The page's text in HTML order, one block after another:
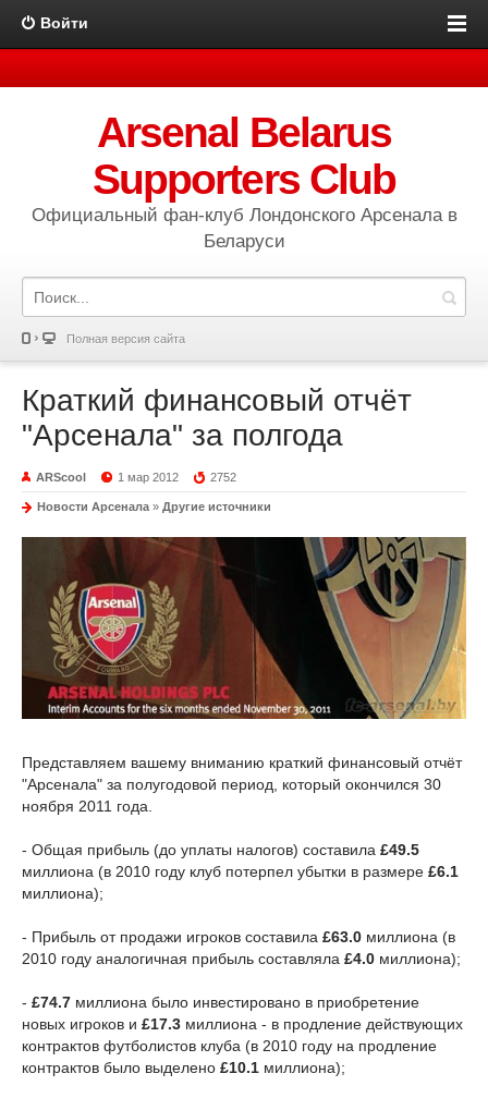
Войти
Arsenal Belarus
Supporters Club
Официальный фан-клуб Лондонского Арсенала в
Беларуси
Полная версия сайта
Краткий финансовый отчёт
"Арсенала" за полгода
ARScool 1 мар 2012 2752
Новости Арсенала » Другие источники
Представляем вашему вниманию краткий финансовый отчёт
"Арсенала" за полугодовой период, который окончился 30
ноября 2011 года.
- Общая прибыль (до уплаты налогов) составила £49.5
миллиона (в 2010 году клуб потерпел убытки в размере £6.1
миллиона);
- Прибыль от продажи игроков составила £63.0 миллиона (в
2010 году аналогичная прибыль составляла £4.0 миллиона);
- £74.7 миллиона было инвестировано в приобретение
новых игроков и £17.3 миллиона - в продление действующих
контрактов футболистов клуба (в 2010 году на продление
контрактов было выделено £10.1 миллиона);